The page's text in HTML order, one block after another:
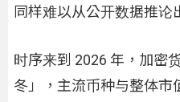
同样难以从公开数据推论
时序来到 2026 年，加密
冬」，主流币种与整体市